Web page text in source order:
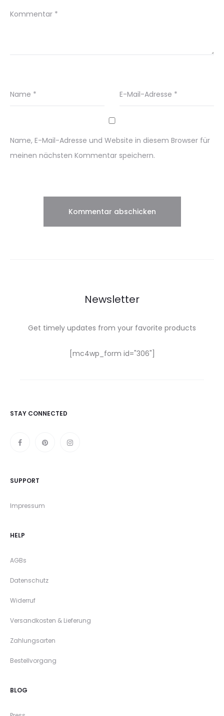
Kommentar *
Name * E-Mail-Adresse *
Name, E-Mail-Adresse und Website in diesem Browser für
meinen nächsten Kommentar speichern.
Newsletter
Get timely updates from your favorite products
[mc4wp_form id="306"]
STAY CONNECTED
SUPPORT
Impressum
HELP
AGBs
Datenschutz
Widerruf
Versandkosten & Lieferung
Zahlungsarten
Bestellvorgang
BLOG